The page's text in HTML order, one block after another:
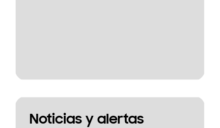
Noticias y alertas